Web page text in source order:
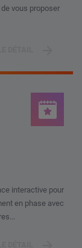
vous proposer
interactive pour
en phase avec